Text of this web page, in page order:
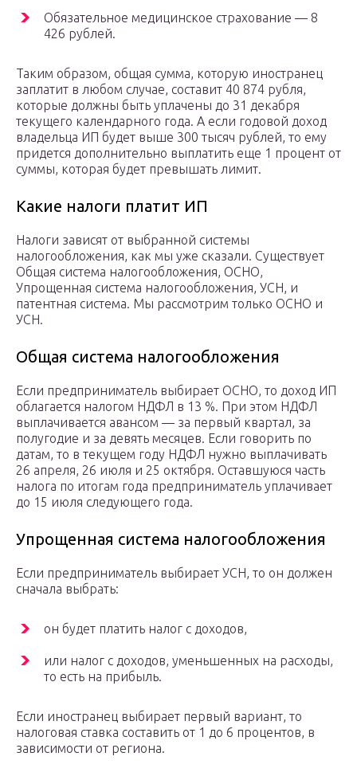
Обязательное медицинское страхование — 8
426 рублей.
Таким образом, общая сумма, которую иностранец
заплатит в любом случае, составит 40 874 рубля,
которые должны быть уплачены до 31 декабря
текущего календарного года. А если годовой доход
владельца ИП будет выше 300 тысяч рублей, то ему
придется дополнительно выплатить еще 1 процент от
суммы, которая будет превышать лимит.
Какие налоги платит ИП
Налоги зависят от выбранной системы
налогообложения, как мы уже сказали. Существует
Общая система налогообложения, ОСНО,
Упрощенная система налогообложения, УСН, и
патентная система. Мы рассмотрим только ОСНО и
УСН.
Общая система налогообложения
Если предприниматель выбирает ОСНО, то доход ИП
облагается налогом НДФЛ в 13 %. При этом НДФЛ
выплачивается авансом — за первый квартал, за
полугодие и за девять месяцев. Если говорить по
датам, то в текущем году НДФЛ нужно выплачивать
26 апреля, 26 июля и 25 октября. Оставшуюся часть
налога по итогам года предприниматель уплачивает
до 15 июля следующего года.
Упрощенная система налогообложения
Если предприниматель выбирает УСН, то он должен
сначала выбрать:
он будет платить налог с доходов,
или налог с доходов, уменьшенных на расходы,
то есть на прибыль.
Если иностранец выбирает первый вариант, то
налоговая ставка составить от 1 до 6 процентов, в
зависимости от региона.